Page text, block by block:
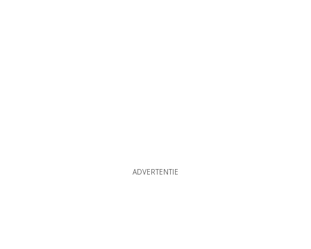
ADVERTENTIE